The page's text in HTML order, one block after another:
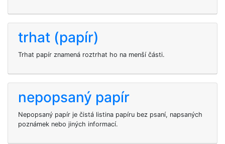
trhat (papír)
Trhat papír znamená roztrhat ho na menší části.
nepopsaný papír
Nepopsaný papír je čistá listina papíru bez psaní, napsaných
poznámek nebo jiných informací.